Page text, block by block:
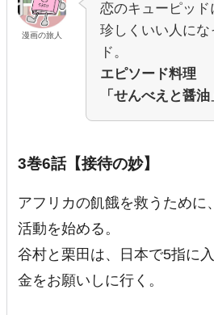
漫画の旅人
恋のキューピッド
珍しくいい人にな
ド。
エピソード料理
「せんべえと醤油
3巻6話【接待の妙】
アフリカの飢餓を救うために
活動を始める。
谷村と栗田は、日本で5指に
金をお願いしに行く。